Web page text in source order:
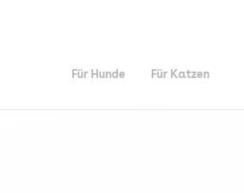
Für Hunde Für Katzen